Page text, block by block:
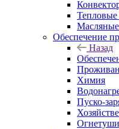
Тепловые
Обеспечение
Назад
Химия
Пуско-